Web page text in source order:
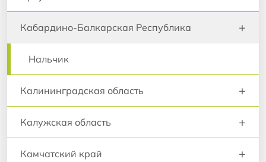
Кабардино-Балкарская Республика +
Нальчик
Калининградская область +
Калужская область +
Камчатский край +